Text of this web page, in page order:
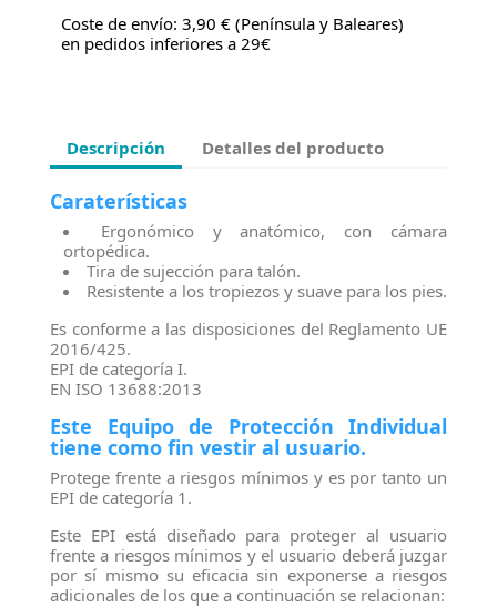
Coste de envío: 3,90 € (Península y Baleares)
en pedidos inferiores a 29€
Descripción Detalles del producto
Caraterísticas
Ergonómico y anatómico, con cámara
ortopédica.
Tira de sujección para talón.
Resistente a los tropiezos y suave para los pies.
Es conforme a las disposiciones del Reglamento UE
2016/425.
EPI de categoría I.
EN ISO 13688:2013
Este Equipo de Protección Individual
tiene como fin vestir al usuario.
Protege frente a riesgos mínimos y es por tanto un
EPI de categoría 1.
Este EPI está diseñado para proteger al usuario
frente a riesgos mínimos y el usuario deberá juzgar
por sí mismo su eficacia sin exponerse a riesgos
adicionales de los que a continuación se relacionan: